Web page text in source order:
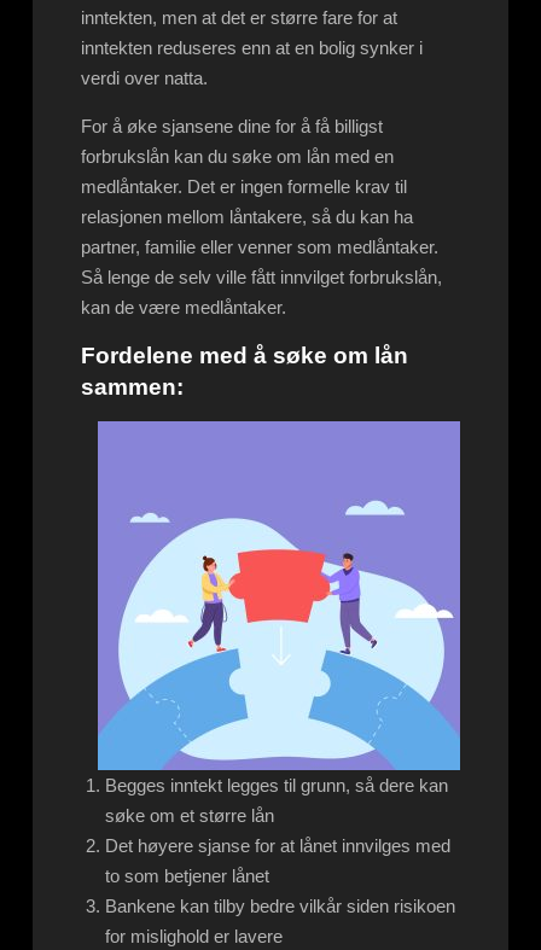
inntekten, men at det er større fare for at
inntekten reduseres enn at en bolig synker i
verdi over natta.
For å øke sjansene dine for å få billigst
forbrukslån kan du søke om lån med en
medlåntaker. Det er ingen formelle krav til
relasjonen mellom låntakere, så du kan ha
partner, familie eller venner som medlåntaker.
Så lenge de selv ville fått innvilget forbrukslån,
kan de være medlåntaker.
Fordelene med å søke om lån
sammen:
Begges inntekt legges til grunn, så dere kan
søke om et større lån
Det høyere sjanse for at lånet innvilges med
to som betjener lånet
Bankene kan tilby bedre vilkår siden risikoen
for mislighold er lavere